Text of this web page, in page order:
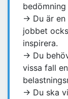
→ Du är en
jobbet
inspirera.
→ Du
vissa fall
→ Du ska